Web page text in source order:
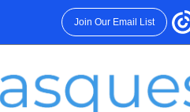
Join Our Email List